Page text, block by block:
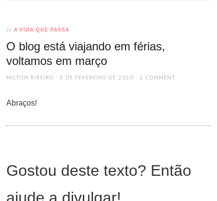
In A VIDA QUE PASSA
O blog está viajando em férias,
voltamos em março
AUTHOR
MILTON RIBEIRO
POSTED
8 DE FEVEREIRO DE 2020 1 COMMENT
Abraços!
Gostou deste texto? Então